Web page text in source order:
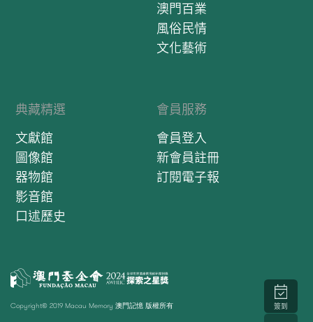
澳門百業
風俗民情
文化藝術
典藏精選
文獻館
圖像館
器物館
影音館
口述歷史
會員服務
會員登入
新會員註冊
訂閱電子報
Copyright© 2019 Macau Memory 澳門記憶 版權所有 簽到